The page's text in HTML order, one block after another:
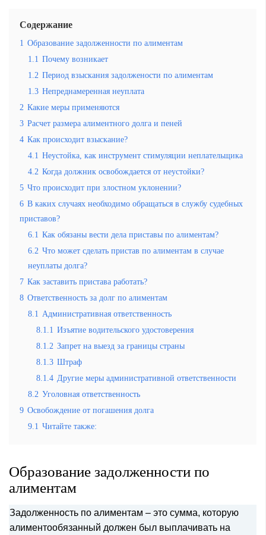
Содержание
1 Образование задолженности по алиментам
1.1 Почему возникает
1.2 Период взыскания задолжености по алиментам
1.3 Непреднамеренная неуплата
2 Какие меры применяются
3 Расчет размера алиментного долга и пеней
4 Как происходит взыскание?
4.1 Неустойка, как инструмент стимуляции неплательщика
4.2 Когда должник освобождается от неустойки?
5 Что происходит при злостном уклонении?
6 В каких случаях необходимо обращаться в службу судебных
приставов?
6.1 Как обязаны вести дела приставы по алиментам?
6.2 Что может сделать пристав по алиментам в случае
неуплаты долга?
7 Как заставить пристава работать?
8 Ответственность за долг по алиментам
8.1 Административная ответственность
8.1.1 Изъятие водительского удостоверения
8.1.2 Запрет на выезд за границы страны
8.1.3 Штраф
8.1.4 Другие меры административной ответственности
8.2 Уголовная ответственность
9 Освобождение от погашения долга
9.1 Читайте также:
Образование задолженности по
алиментам
Задолженность по алиментам – это сумма, которую
алиментообязанный должен был выплачивать на